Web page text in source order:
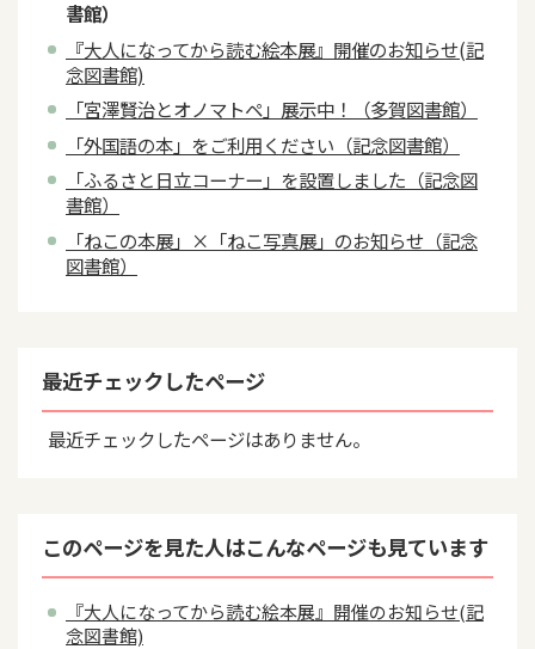
書館）
『大人になってから読む絵本展』開催のお知らせ(記
念図書館)
「宮澤賢治とオノマトペ」展示中！（多賀図書館）
「外国語の本」をご利用ください（記念図書館）
「ふるさと日立コーナー」を設置しました（記念図
書館）
「ねこの本展」×「ねこ写真展」のお知らせ（記念
図書館）
最近チェックしたページ
最近チェックしたページはありません。
このページを見た人はこんなページも見ています
『大人になってから読む絵本展』開催のお知らせ(記
念図書館)